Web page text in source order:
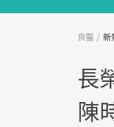
良醫 新
長
陳